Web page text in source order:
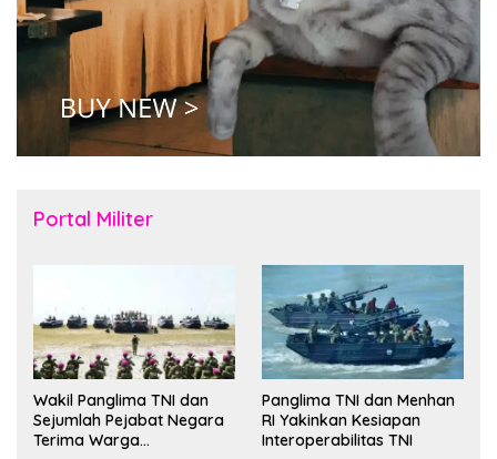
Portal Militer
Wakil Panglima TNI dan
Sejumlah Pejabat Negara
Terima Warga
Panglima TNI dan Menhan
RI Yakinkan Kesiapan
Interoperabilitas TNI